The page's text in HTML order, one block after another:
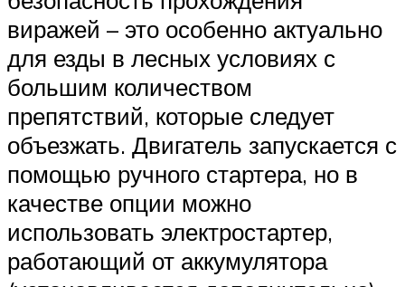
виражей – это особенно актуально
для езды в лесных условиях с
большим количеством
препятствий, которые следует
объезжать. Двигатель запускается с
помощью ручного стартера, но в
качестве опции можно
использовать электростартер,
работающий от аккумулятора